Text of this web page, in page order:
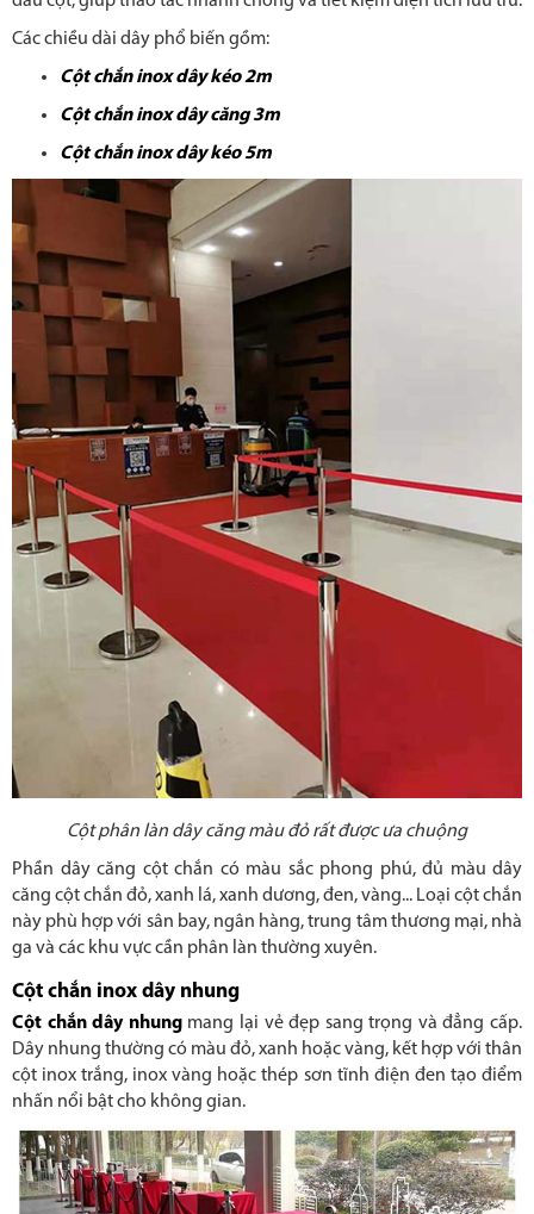
Các chiều dài dây phổ biến gồm:
Cột chắn inox dây kéo 2m
Cột chắn inox dây căng 3m
Cột chắn inox dây kéo 5m
Cột phân làn dây căng màu đỏ rất được ưa chuộng
Phần dây căng cột chắn có màu sắc phong phú, đủ màu dây
căng cột chắn đỏ, xanh lá, xanh dương, đen, vàng... Loại cột chắn
này phù hợp với sân bay, ngân hàng, trung tâm thương mại, nhà
ga và các khu vực cần phân làn thường xuyên.
Cột chắn inox dây nhung
Cột chắn dây nhungmang lại vẻ đẹp sang trọng và đẳng cấp.
Dây nhung thường có màu đỏ, xanh hoặc vàng, kết hợp với thân
cột inox trắng, inox vàng hoặc thép sơn tĩnh điện đen tạo điểm
nhấn nổi bật cho không gian.